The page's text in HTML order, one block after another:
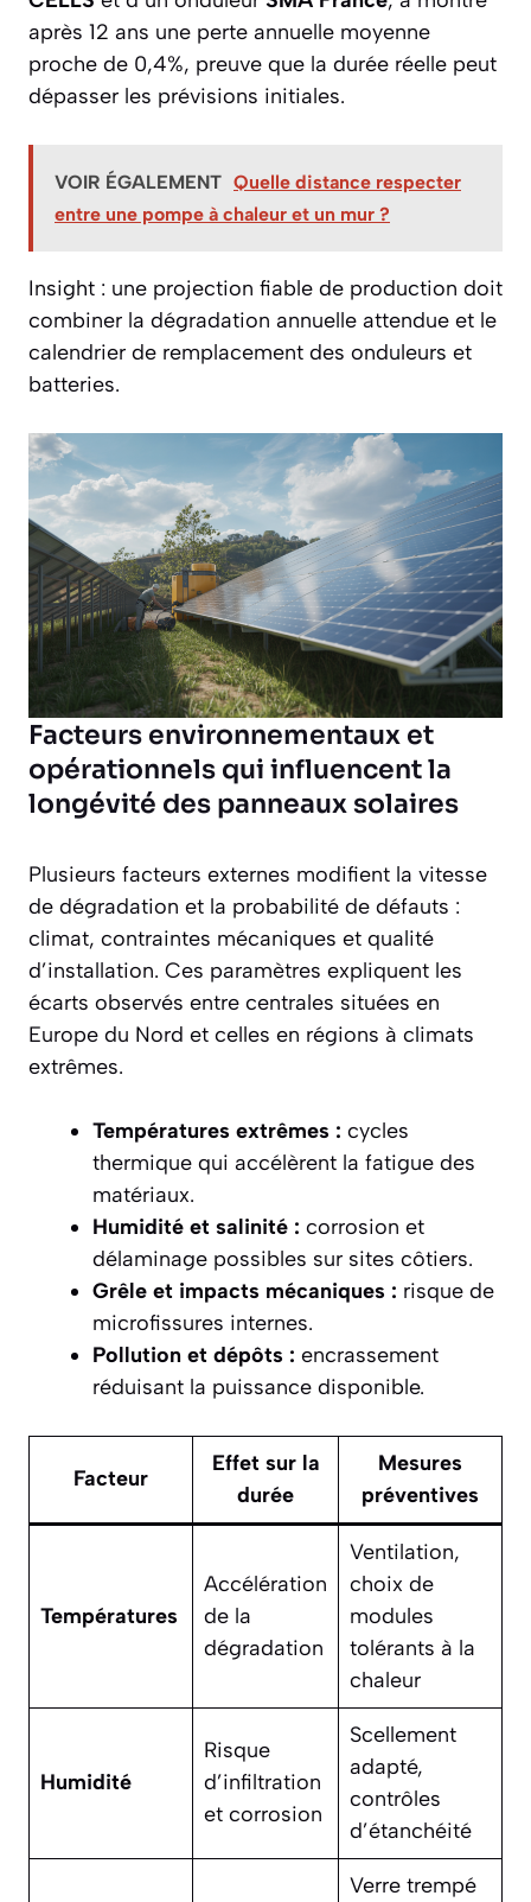
après 12 ans une perte annuelle moyenne
proche de 0,4%, preuve que la durée réelle peut
dépasser les prévisions initiales.
VOIR ÉGALEMENT Quelle distance respecter
entre une pompe à chaleur et un mur ?
Insight : une projection fiable de production doit
combiner la dégradation annuelle attendue et le
calendrier de remplacement des onduleurs et
batteries.
Facteurs environnementaux et
opérationnels qui influencent la
longévité des panneaux solaires
Plusieurs facteurs externes modifient la vitesse
de dégradation et la probabilité de défauts :
climat, contraintes mécaniques et qualité
d’installation. Ces paramètres expliquent les
écarts observés entre centrales situées en
Europe du Nord et celles en régions à climats
extrêmes.
Températures extrêmes : cycles
thermique qui accélèrent la fatigue des
matériaux.
Humidité et salinité : corrosion et
délaminage possibles sur sites côtiers.
Grêle et impacts mécaniques : risque de
microfissures internes.
Pollution et dépôts : encrassement
réduisant la puissance disponible.
Facteur
Effet sur la
durée
Mesures
préventives
Températures
Accélération
de la
dégradation
Ventilation,
choix de
modules
tolérants à la
chaleur
Humidité
Risque
d’infiltration
et corrosion
Scellement
adapté,
contrôles
d’étanchéité
Verre trempé